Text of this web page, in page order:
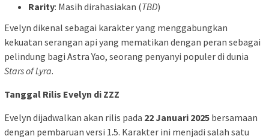
Rarity: Masih dirahasiakan (TBD)
Evelyn dikenal sebagai karakter yang menggabungkan
kekuatan serangan api yang mematikan dengan peran sebagai
pelindung bagi Astra Yao, seorang penyanyi populer di dunia
Stars of Lyra.
Tanggal Rilis Evelyn di ZZZ
Evelyn dijadwalkan akan rilis pada 22 Januari 2025 bersamaan
dengan pembaruan versi 1.5. Karakter ini menjadi salah satu